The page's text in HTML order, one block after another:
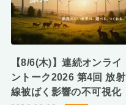
【8/6(木)】連続オンライ
ントーク2026 第4回 放射
線被ばく影響の不可視化